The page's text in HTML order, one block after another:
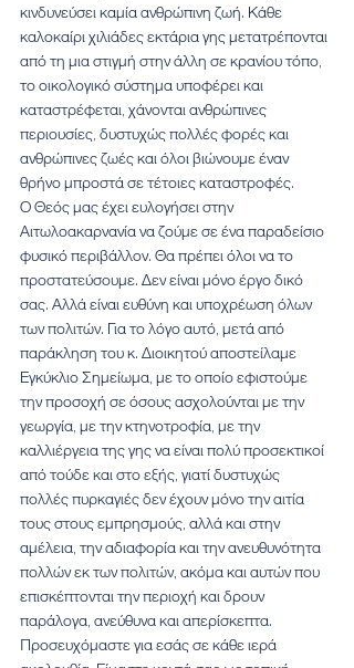
κινδυνεύσει καμία ανθρώπινη ζωή. Κάθε
καλοκαίρι χιλιάδες εκτάρια γης μετατρέπονται
από τη μια στιγμή στην άλλη σε κρανίου τόπο,
το οικολογικό σύστημα υποφέρει και
καταστρέφεται, χάνονται ανθρώπινες
περιουσίες, δυστυχώς πολλές φορές και
ανθρώπινες ζωές και όλοι βιώνουμε έναν
θρήνο μπροστά σε τέτοιες καταστροφές.
Ο Θεός μας έχει ευλογήσει στην
Αιτωλοακαρνανία να ζούμε σε ένα παραδείσιο
φυσικό περιβάλλον. Θα πρέπει όλοι να το
προστατεύσουμε. Δεν είναι μόνο έργο δικό
σας. Αλλά είναι ευθύνη και υποχρέωση όλων
των πολιτών. Για το λόγο αυτό, μετά από
παράκληση του κ. Διοικητού αποστείλαμε
Εγκύκλιο Σημείωμα, με το οποίο εφιστούμε
την προσοχή σε όσους ασχολούνται με την
γεωργία, με την κτηνοτροφία, με την
καλλιέργεια της γης να είναι πολύ προσεκτικοί
από τούδε και στο εξής, γιατί δυστυχώς
πολλές πυρκαγιές δεν έχουν μόνο την αιτία
τους στους εμπρησμούς, αλλά και στην
αμέλεια, την αδιαφορία και την ανευθυνότητα
πολλών εκ των πολιτών, ακόμα και αυτών που
επισκέπτονται την περιοχή και δρουν
παράλογα, ανεύθυνα και απερίσκεπτα.
Προσευχόμαστε για εσάς σε κάθε ιερά